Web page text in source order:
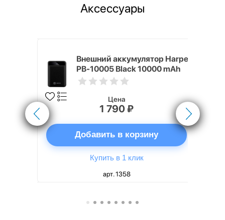
Аксессуары
Внешний аккумулятор Harper
PB-10005 Black 10000 mAh
Цена
1 790 ₽
Добавить в корзину
Купить в 1 клик
арт. 1358